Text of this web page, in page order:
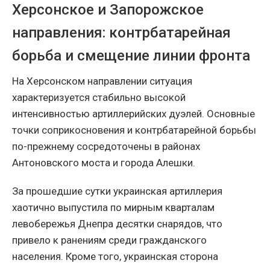
Херсонское и Запорожское
направления: контрбатарейная
борьба и смещение линии фронта
На Херсонском направлении ситуация
характеризуется стабильно высокой
интенсивностью артиллерийских дуэлей. Основные
точки соприкосновения и контрбатарейной борьбы
по-прежнему сосредоточены в районах
Антоновского моста и города Алешки.
За прошедшие сутки украинская артиллерия
хаотично выпустила по мирным кварталам
левобережья Днепра десятки снарядов, что
привело к ранениям среди гражданского
населения. Кроме того, украинская сторона